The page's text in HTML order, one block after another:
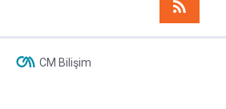
CM Bilişim